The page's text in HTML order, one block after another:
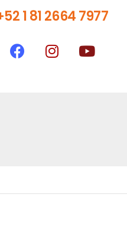
1 81 2664 7977